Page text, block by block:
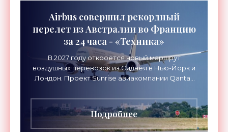
Airbus совершил рекордный
перелет из Австралии во Францию
за 24 часа - «Техника»
В 2027 году откроется новый маршрут
воздушных перевозок из Сиднея в Нью-Йорк и
Лондон. Проект Sunrise авиакомпании Qantas
длительностью до 24
Подробнее